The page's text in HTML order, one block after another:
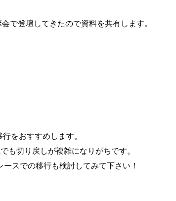
で登壇してきたので資料を共有します。
をおすすめします。
も切り戻しが複雑になりがちです。
スでの移行も検討してみて下さい！